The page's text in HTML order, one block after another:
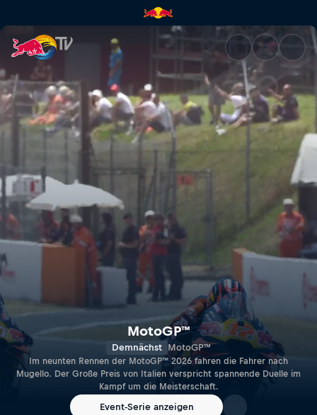
MotoGP™: Großer Preis von
MotoGP™
Demnächst MotoGP™
Im neunten Rennen der MotoGP™ 2026 fahren die Fahrer nach
Mugello. Der Große Preis von Italien verspricht spannende Duelle im
Kampf um die Meisterschaft.
Event-Serie anzeigen